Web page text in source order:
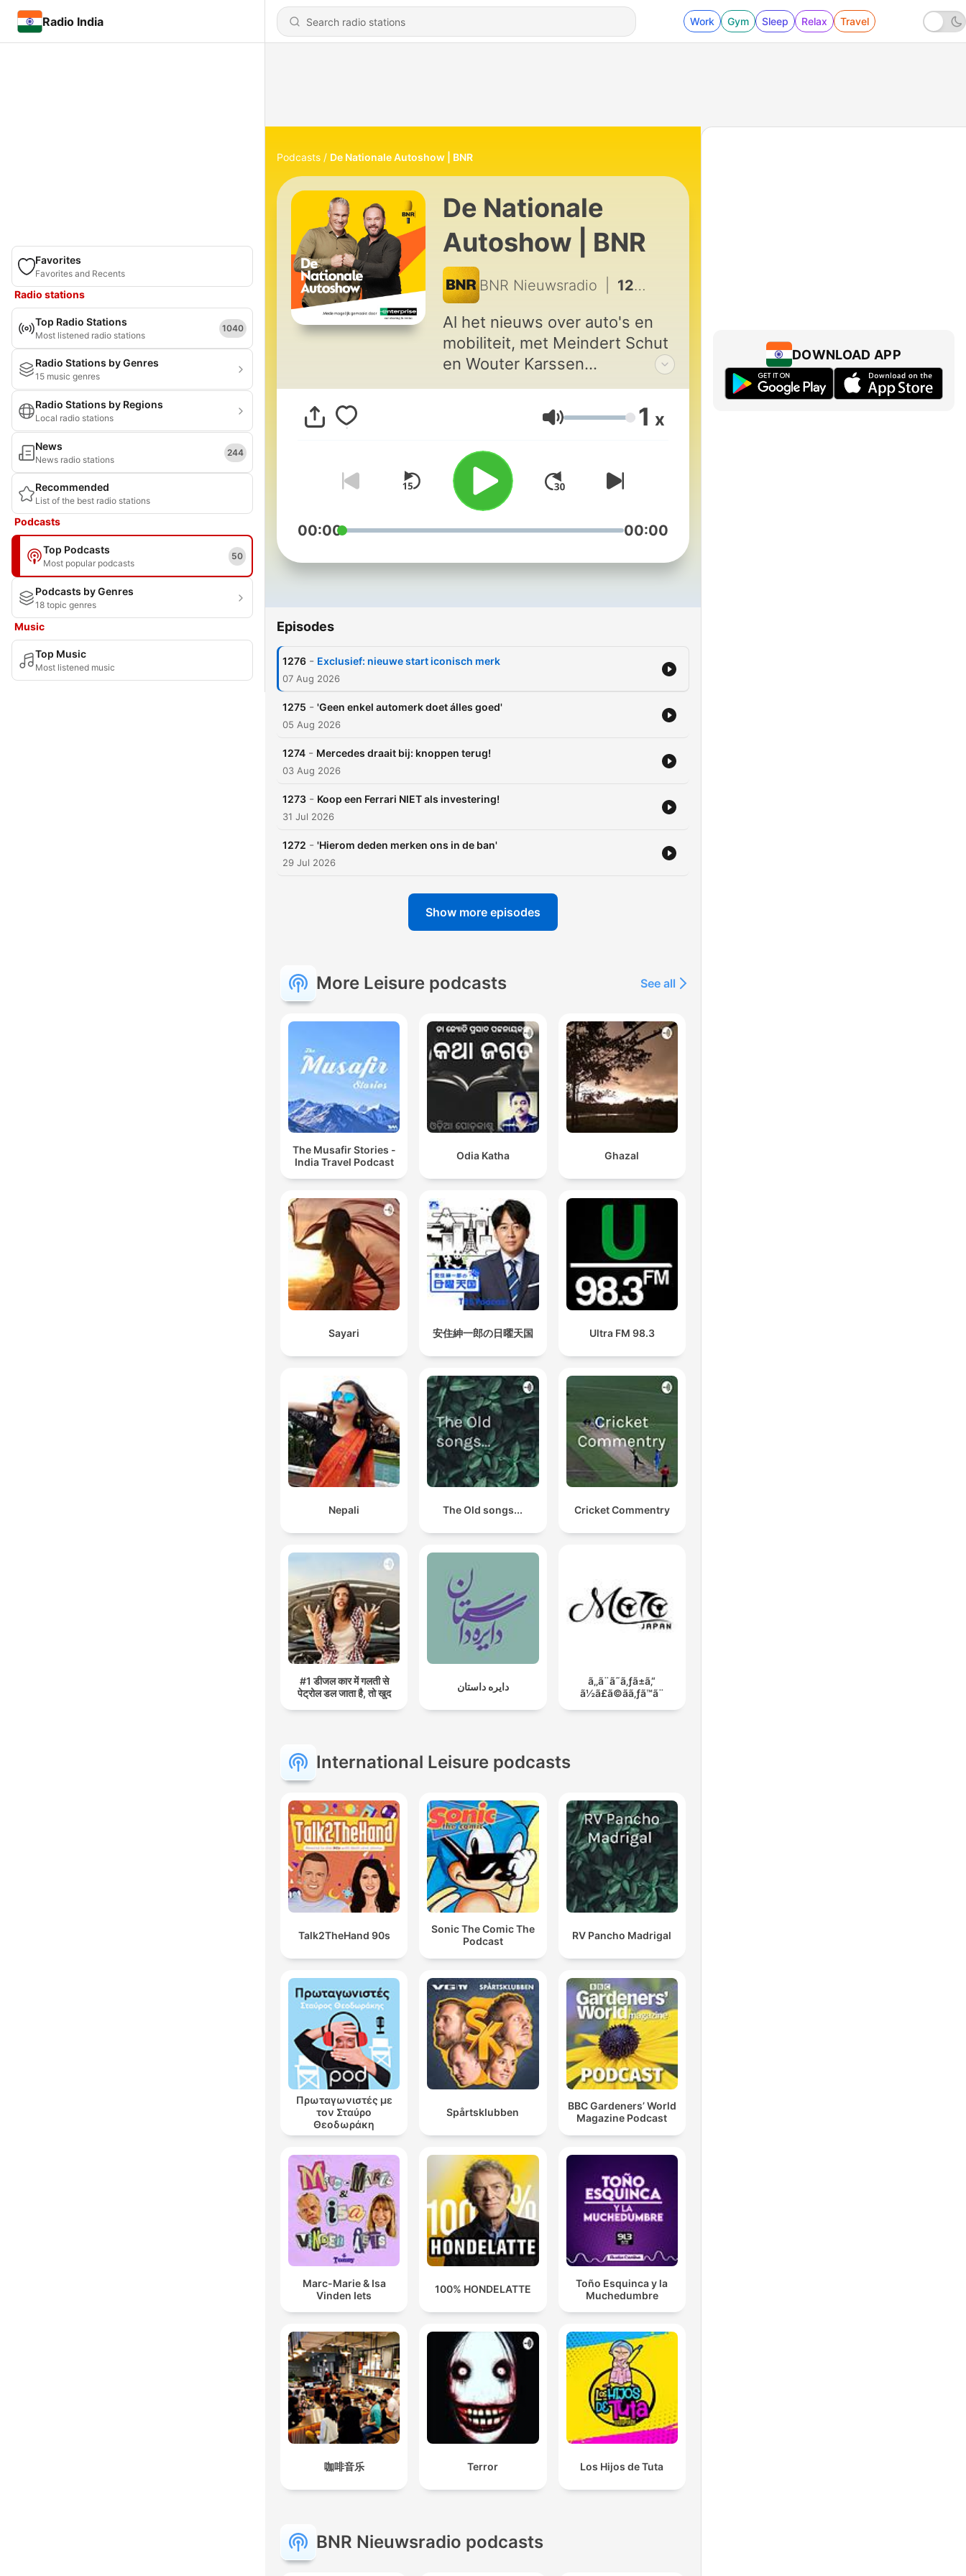
Radio India Work Gym Sleep Relax Travel
Favorites
Favorites and Recents
Radio stations
Top Radio Stations
Most listened radio stations
1040
Radio Stations by Genres
15 music genres
Radio Stations by Regions
Local radio stations
News
News radio stations
244
Recommended
List of the best radio stations
Podcasts
Top Podcasts
Most popular podcasts
50
Podcasts by Genres
18 topic genres
Music
Top Music
Most listened music
Podcasts De Nationale Autoshow | BNR
De Nationale
Autoshow | BNR
BNR Nieuwsradio 1276 - Exclusief: nieuwe start iconisch merk
Al het nieuws over auto's en
mobiliteit, met Meindert Schut
en Wouter Karssen
(Autoblog.nl). Elke vrijdag live
om 15:00 uur, en altijd on
demand als podcast.
Volume 1 x
00:00 00:00
Episodes
1276 - Exclusief: nieuwe start iconisch merk
07 Aug 2026
1275 - 'Geen enkel automerk doet álles goed'
05 Aug 2026
1274 - Mercedes draait bij: knoppen terug!
03 Aug 2026
1273 - Koop een Ferrari NIET als investering!
31 Jul 2026
1272 - 'Hierom deden merken ons in de ban'
29 Jul 2026
Show more episodes
More Leisure podcasts See all
The Musafir Stories -
India Travel Podcast
Odia Katha Ghazal
Sayari 安住紳一郎の日曜天国 Ultra FM 98.3
Nepali The Old songs... Cricket Commentry
#1 डीजल कार में गलती से
पेट्रोल डल जाता है, तो खुद
دایره داستان
ã‚‚ã¨ã˜ã‚ƒã±ã‚“
ã½ã£ã©ãã‚ƒã™ã¨
International Leisure podcasts
Talk2TheHand 90s
Sonic The Comic The
Podcast
RV Pancho Madrigal
Πρωταγωνιστές με
τον Σταύρο
Θεοδωράκη
Spårtsklubben
BBC Gardeners’ World
Magazine Podcast
Marc-Marie & Isa
Vinden Iets
100% HONDELATTE
Toño Esquinca y la
Muchedumbre
咖啡音乐 Terror Los Hijos de Tuta
BNR Nieuwsradio podcasts
DOWNLOAD APP